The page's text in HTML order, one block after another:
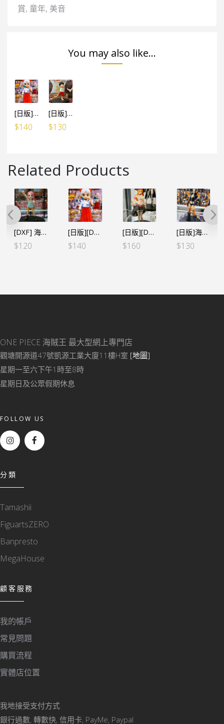
賞, 童年, 美音
You may also like...
[日版][DXF] 海賊王 THE GRANDLINE CHILDREN -和之國 vol.3 大和 童年
$140
[日版][DXF]海賊王 FILM RED – THE GRANDLINE SERIES 路飛 童年
$130
Related Products
[DXF] 海賊王 ～THE GRANDLINE SERIES～邦妮 童年 (行版)
$120
[日版][DXF] 海賊王 THE GRANDLINE CHILDREN -和之國 vol.3 大和 童年
$140
[日版][DXF] 海賊王 THE GRANDLINE LADY 第三彈 娜美（日）
$160
[日版]海賊王 THE GRANDLINE SERIES 蛋頭島 羅賓
$130
ONE PIECE 海賊王 最大型網上專門店
觀塘開源道47號凱源工業大廈11樓H室 [地圖]
星期一至六下午1時至8時
星期日及公眾假期休息
FOLLOW US
分類
Tamashii
FiguartsZERO
Banpresto
MegaHouse
顧客服務
我的帳戶
常見問題
購買流程
實體店位置
我地接受支付方式
銀行過數, 轉數快, 信用卡, PayMe, Paypal